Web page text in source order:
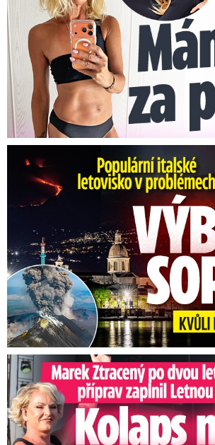
Erupce sicilské sopky Etny: Ruší desítky letů
Marek Ztracený na Letné: Pártlová stopla